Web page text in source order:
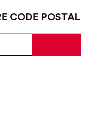
CODE POSTAL